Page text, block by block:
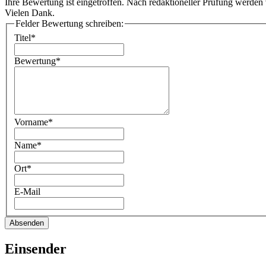
Ihre Bewertung ist eingetroffen. Nach redaktioneller Prüfung werden
Vielen Dank.
Felder Bewertung schreiben:
Titel*
Bewertung*
Vorname*
Name*
Ort*
E-Mail
Absenden
Einsender